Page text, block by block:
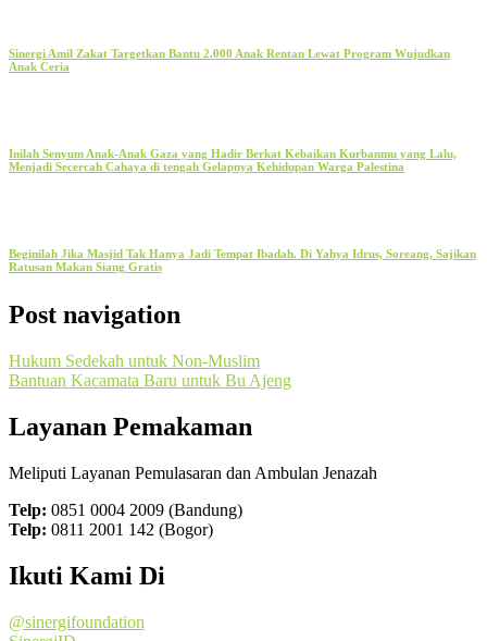
Sinergi Amil Zakat Targetkan Bantu 2.000 Anak Rentan Lewat Program Wujudkan
Anak Ceria
Inilah Senyum Anak-Anak Gaza yang Hadir Berkat Kebaikan Kurbanmu yang Lalu,
Menjadi Secercah Cahaya di tengah Gelapnya Kehidupan Warga Palestina
Beginilah Jika Masjid Tak Hanya Jadi Tempat Ibadah. Di Yahya Idrus, Soreang, Sajikan
Ratusan Makan Siang Gratis
Post navigation
Hukum Sedekah untuk Non-Muslim
Bantuan Kacamata Baru untuk Bu Ajeng
Layanan Pemakaman
Meliputi Layanan Pemulasaran dan Ambulan Jenazah
Telp: 0851 0004 2009 (Bandung)
Telp: 0811 2001 142 (Bogor)
Ikuti Kami Di
@sinergifoundation